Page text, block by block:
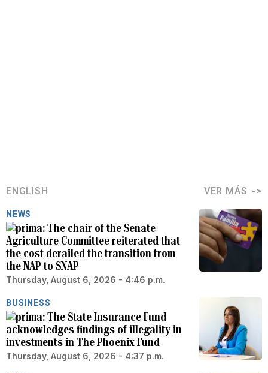
ENGLISH VER MÁS
NEWS
The chair of the Senate
Agriculture Committee reiterated that
the cost derailed the transition from
the NAP to SNAP
Thursday, August 6, 2026 - 4:46 p.m.
BUSINESS
The State Insurance Fund
acknowledges findings of illegality in
investments in The Phoenix Fund
Thursday, August 6, 2026 - 4:37 p.m.